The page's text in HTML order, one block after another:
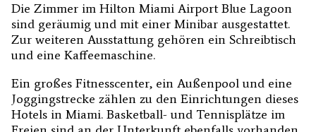
Die Zimmer im Hilton Miami Airport Blue Lagoon
sind geräumig und mit einer Minibar ausgestattet.
Zur weiteren Ausstattung gehören ein Schreibtisch
und eine Kaffeemaschine.
Ein großes Fitnesscenter, ein Außenpool und eine
Joggingstrecke zählen zu den Einrichtungen dieses
Hotels in Miami. Basketball- und Tennisplätze im